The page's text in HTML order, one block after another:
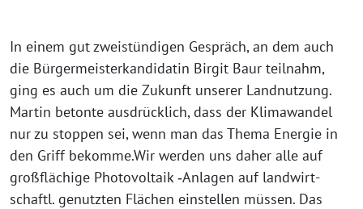
In einem gut zwei­stün­di­gen Gespräch, an dem auch
die Bürgermeisterkandidatin Birgit Baur teil­nahm,
ging es auch um die Zukunft unse­rer Landnutzung.
Martin beton­te aus­drück­lich, dass der Klimawandel
nur zu stop­pen sei, wenn man das Thema Energie in
den Griff bekomme.Wir wer­den uns daher alle auf
groß­flä­chi­ge Photovoltaik ‑Anlagen auf land­wirt­
schaftl. genutz­ten Flächen ein­stel­len müs­sen. Das